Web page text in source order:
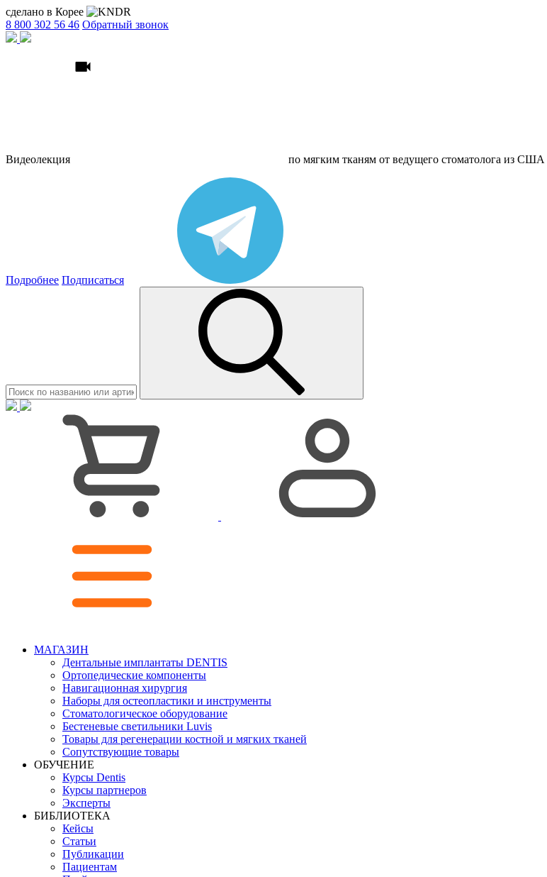
сделано в Корее
8 800 302 56 46 Обратный звонок
Видеолекция по мягким тканям от ведущего стоматолога из США
Подробнее Подписаться
МАГАЗИН
Дентальные имплантаты DENTIS
Ортопедические компоненты
Навигационная хирургия
Наборы для остеопластики и инструменты
Стоматологическое оборудование
Бестеневые светильники Luvis
Товары для регенерации костной и мягких тканей
Сопутствующие товары
ОБУЧЕНИЕ
Курсы Dentis
Курсы партнеров
Эксперты
БИБЛИОТЕКА
Кейсы
Статьи
Публикации
Пациентам